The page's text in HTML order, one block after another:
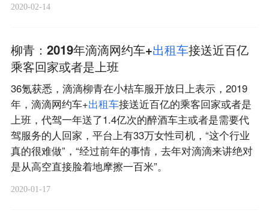
2020-02-14
柳青：2019年滴滴网约车+出租车接送近百亿
乘客回家或者是上班
36氪获悉，滴滴柳青在小桔车服开放日上表示，2019
年，滴滴网约车+出租车接送近百亿的乘客回家或者是
上班，代驾一年送了1.4亿次的醉酒车主或者是需要代
驾服务的人回家，平台上有33万女性司机，“这个行业
真的很难做”，“经过前年的事情，去年对滴滴来讲绝对
是从高空直接脸着地摩擦一百米”。
2020-01-17